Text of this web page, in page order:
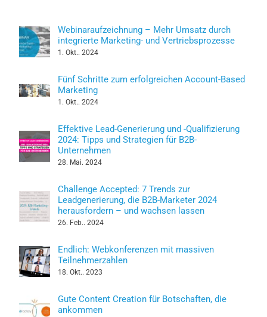
Webinaraufzeichnung – Mehr Umsatz durch
integrierte Marketing- und Vertriebsprozesse
1. Okt.. 2024
Fünf Schritte zum erfolgreichen Account-Based
Marketing
1. Okt.. 2024
Effektive Lead-Generierung und -Qualifizierung
2024: Tipps und Strategien für B2B-
Unternehmen
28. Mai. 2024
Challenge Accepted: 7 Trends zur
Leadgenerierung, die B2B-Marketer 2024
herausfordern – und wachsen lassen
26. Feb.. 2024
Endlich: Webkonferenzen mit massiven
Teilnehmerzahlen
18. Okt.. 2023
Gute Content Creation für Botschaften, die
ankommen